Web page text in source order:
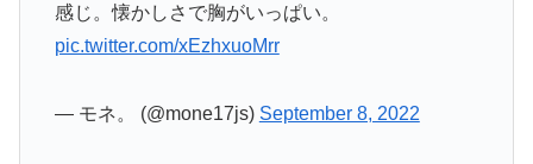
感じ。懐かしさで胸がいっぱい。
pic.twitter.com/xEzhxuoMrr
— モネ。 (@mone17js) September 8, 2022